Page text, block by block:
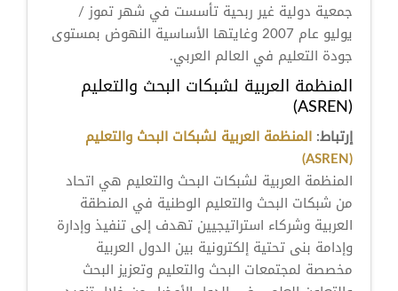
جمعية دولية غير ربحية تأسست في شهر تموز /
يوليو عام 2007 وغايتها الأساسية النهوض بمستوى
جودة التعليم في العالم العربي.
المنظمة العربية لشبكات البحث والتعليم
(ASREN)
إرتباط: المنظمة العربية لشبكات البحث والتعليم
(ASREN)
المنظمة العربية لشبكات البحث والتعليم هي اتحاد
من شبكات البحث والتعليم الوطنية في المنطقة
العربية وشركاء استراتيجيين تهدف إلى تنفيذ وإدارة
وإدامة بنى تحتية إلكترونية بين الدول العربية
مخصصة لمجتمعات البحث والتعليم وتعزيز البحث